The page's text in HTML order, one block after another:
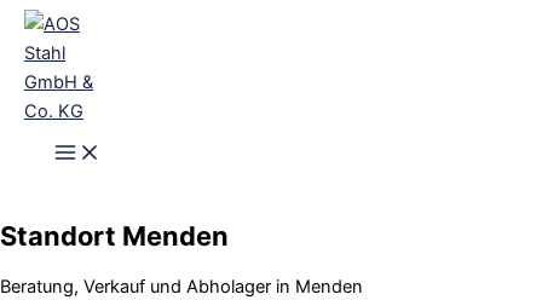
Zum
Inhalt
springen
Standort Menden
Beratung, Verkauf und Abholager in Menden